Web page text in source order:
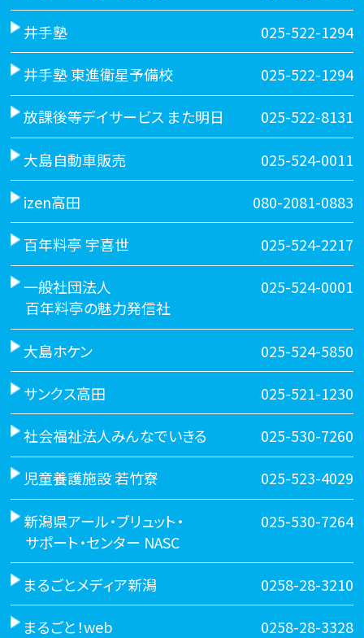
井手塾 025-522-1294
井手塾 東進衛星予備校 025-522-1294
放課後等デイサービス また明日 025-522-8131
大島自動車販売 025-524-0011
izen高田 080-2081-0883
百年料亭 宇喜世 025-524-2217
一般社団法人
百年料亭の魅力発信社
025-524-0001
大島ホケン 025-524-5850
サンクス高田 025-521-1230
社会福祉法人みんなでいきる 025-530-7260
児童養護施設 若竹寮 025-523-4029
新潟県アール・ブリュット・
サポート・センター NASC
025-530-7264
まるごとメディア新潟 0258-28-3210
まるごと！web 0258-28-3328